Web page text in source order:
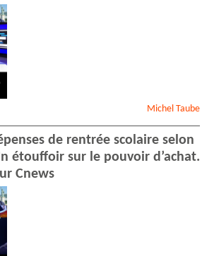
Michel Taube
de rentrée scolaire selon
étouffoir sur le pouvoir d’achat.
Cnews